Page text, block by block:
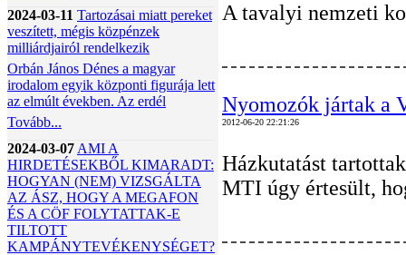
2024-03-11 Tartozásai miatt pereket
veszített, mégis közpénzek
milliárdjairól rendelkezik
Orbán János Dénes a magyar
irodalom egyik központi figurája lett
az elmúlt években. Az erdél
Tovább...
2024-03-07 AMI A
HIRDETÉSEKBŐL KIMARADT:
HOGYAN (NEM) VIZSGÁLTA
AZ ÁSZ, HOGY A MEGAFON
ÉS A CÖF FOLYTATTAK-E
TILTOTT
KAMPÁNYTEVÉKENYSÉGET?
A tavalyi nemzeti
Nyomozók jártak a
2012-06-20 22:21:26
Házkutatást
MTI úgy értesült,